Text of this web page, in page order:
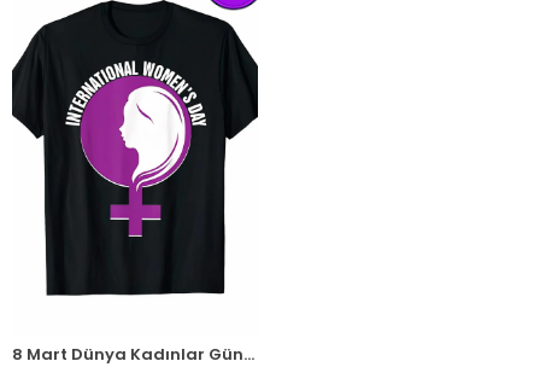
8 Mart Dünya Kadınlar Günü Baskılı Oversize Bisiklet Yaka T-shirt - Siyah